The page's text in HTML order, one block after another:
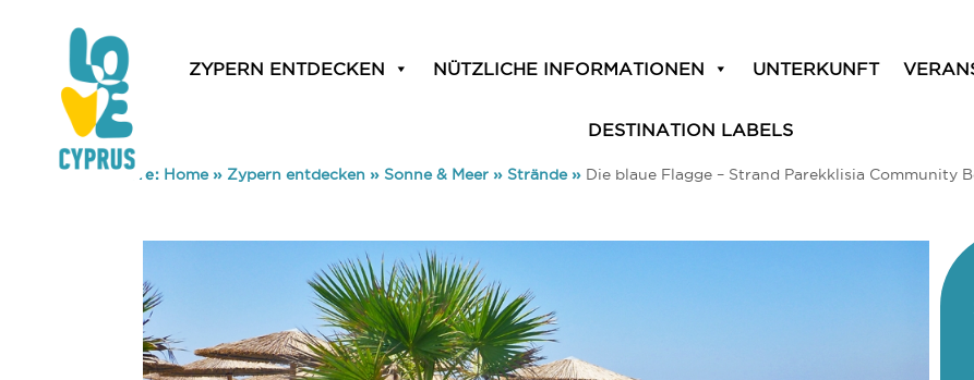
ZYPERN ENTDECKEN NÜTZLICHE INFORMATIONEN UNTERKUNFT
DESTINATION LABELS
You are here: Home» Zypern entdecken » Sonne & Meer » Strände» Die blaue Flagge – Strand Parekklisia Community